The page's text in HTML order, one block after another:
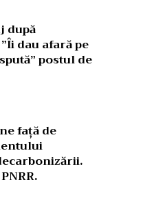
după
dau afară pe
postul de
față de